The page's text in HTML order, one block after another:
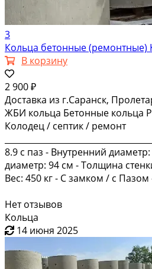
3
Кольца бетонные (ремонтные)
В корзину
2 900 ₽
Доставка из г.Саранск,
ЖБИ кольца Бетонные кольца
Колодец / септик / ремонт
8.9 с паз - Внутренний
диаметр: 94 см - Толщина
Вес: 450 кг - С замком / с
Нет отзывов
Кольца
14 июня 2025